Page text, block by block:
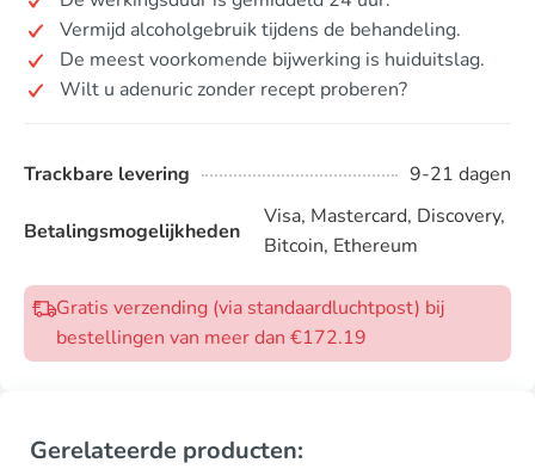
Vermijd alcoholgebruik tijdens de behandeling.
De meest voorkomende bijwerking is huiduitslag.
Wilt u adenuric zonder recept proberen?
Trackbare levering 9-21 dagen
Betalingsmogelijkheden
Visa, Mastercard, Discovery,
Bitcoin, Ethereum
Gratis verzending (via standaardluchtpost) bij
bestellingen van meer dan €172.19
Gerelateerde producten: